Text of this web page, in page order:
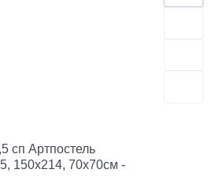
сп Артпостель
150х214, 70х70см -